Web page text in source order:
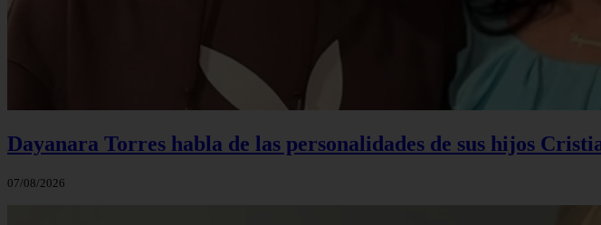
Dayanara Torres habla de las personalidades de sus hijos
07/08/2026